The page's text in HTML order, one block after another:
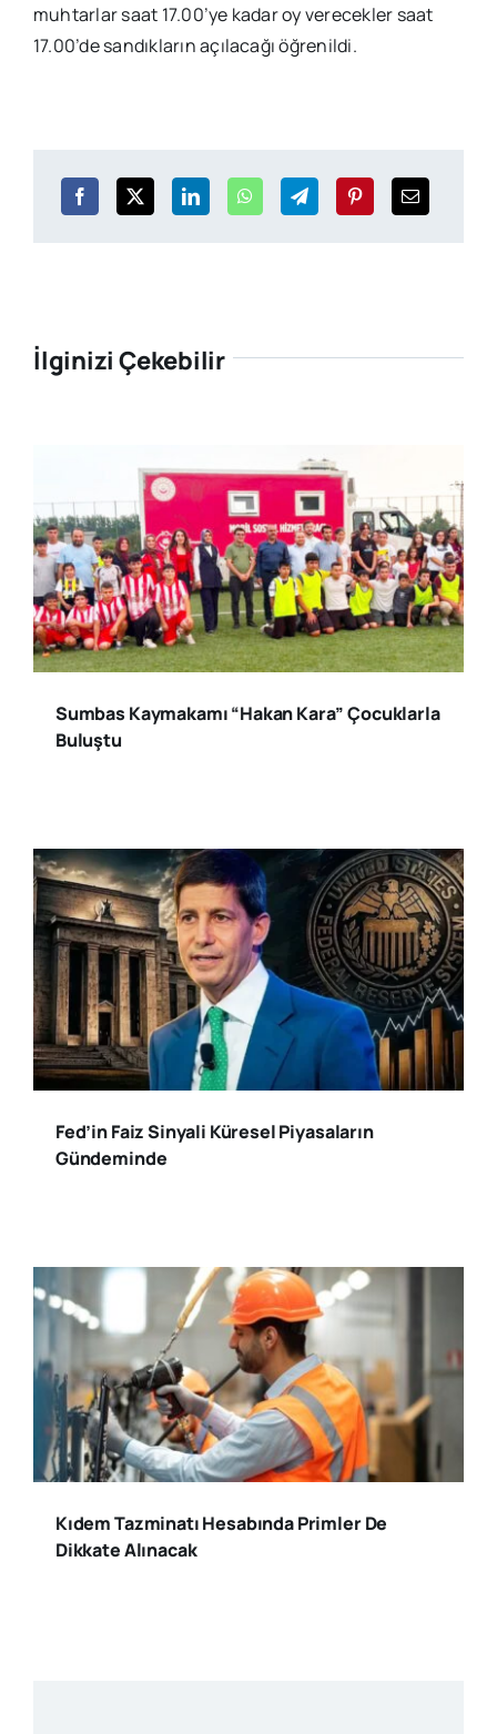
muhtarlar saat 17.00’ye kadar oy verecekler saat
17.00’de sandıkların açılacağı öğrenildi.
İlginizi Çekebilir
Sumbas Kaymakamı “Hakan Kara” Çocuklarla
Buluştu
Fed’in Faiz Sinyali Küresel Piyasaların
Gündeminde
Kıdem Tazminatı Hesabında Primler De
Dikkate Alınacak